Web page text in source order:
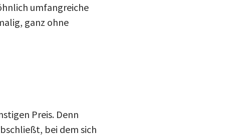
umfangreiche
ganz ohne
Preis. Denn
bei dem sich